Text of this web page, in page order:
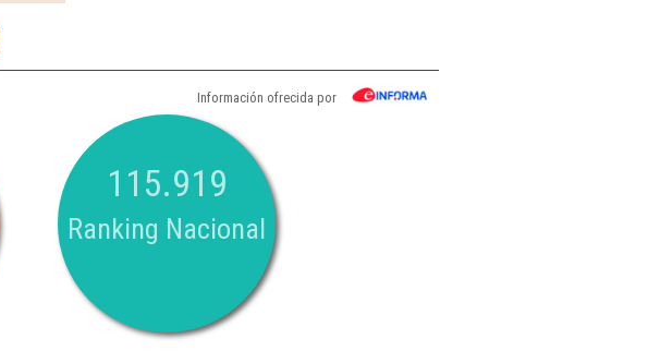
Información ofrecida por
115.919
Ranking Nacional